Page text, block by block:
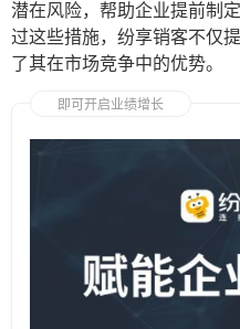
潜在风险，帮助企业提前制
过这些措施，纷享销客不仅
了其在市场竞争中的优势。
即可开启业绩增长